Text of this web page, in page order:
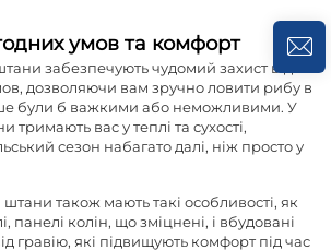
умов та комфорт
забезпечують чудомий захист від
дозволяючи вам зручно ловити рибу в
були б важкими або неможливими. У
тримають вас у теплі та сухості,
сезон набагато далі, ніж просто у
штани також мають такі особливості, як
панелі колін, що зміцнені, і вбудовані
гравію, які підвищують комфорт під час